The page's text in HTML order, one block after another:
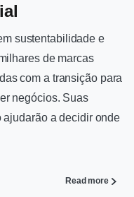
sustentabilidade e
de marcas
com a transição para
negócios. Suas
ajudarão a decidir onde
Read more